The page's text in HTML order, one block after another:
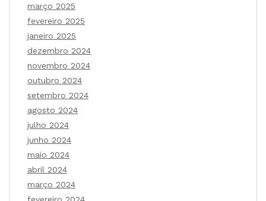
março 2025
fevereiro 2025
janeiro 2025
dezembro 2024
novembro 2024
outubro 2024
setembro 2024
agosto 2024
julho 2024
junho 2024
maio 2024
abril 2024
março 2024